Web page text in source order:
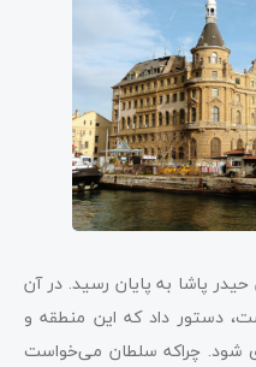
پاشا به پایان رسید. در آن
دستور داد که این منطقه و
شود. چراکه سلطان می‌خواست